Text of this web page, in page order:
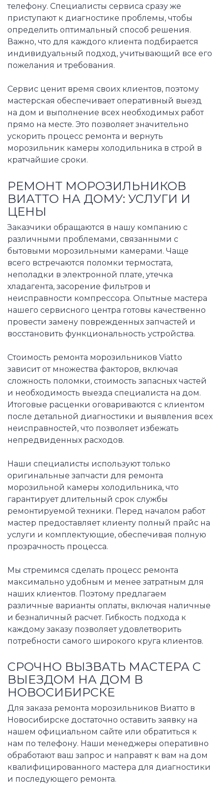
телефону. Специалисты сервиса сразу же
приступают к диагностике проблемы, чтобы
определить оптимальный способ решения.
Важно, что для каждого клиента подбирается
индивидуальный подход, учитывающий все его
пожелания и требования.
Сервис ценит время своих клиентов, поэтому
мастерская обеспечивает оперативный выезд
на дом и выполнение всех необходимых работ
прямо на месте. Это позволяет значительно
ускорить процесс ремонта и вернуть
морозильник камеры холодильника в строй в
кратчайшие сроки.
РЕМОНТ МОРОЗИЛЬНИКОВ
ВИАТТО НА ДОМУ: УСЛУГИ И
ЦЕНЫ
Заказчики обращаются в нашу компанию с
различными проблемами, связанными с
бытовыми морозильными камерами. Чаще
всего встречаются поломки термостата,
неполадки в электронной плате, утечка
хладагента, засорение фильтров и
неисправности компрессора. Опытные мастера
нашего сервисного центра готовы качественно
провести замену поврежденных запчастей и
восстановить функциональность устройства.
Стоимость ремонта морозильников Viatto
зависит от множества факторов, включая
сложность поломки, стоимость запасных частей
и необходимость выезда специалиста на дом.
Итоговые расценки оговариваются с клиентом
после детальной диагностики и выявления всех
неисправностей, что позволяет избежать
непредвиденных расходов.
Наши специалисты используют только
оригинальные запчасти для ремонта
морозильной камеры холодильника, что
гарантирует длительный срок службы
ремонтируемой техники. Перед началом работ
мастер предоставляет клиенту полный прайс на
услуги и комплектующие, обеспечивая полную
прозрачность процесса.
Мы стремимся сделать процесс ремонта
максимально удобным и менее затратным для
наших клиентов. Поэтому предлагаем
различные варианты оплаты, включая наличные
и безналичный расчет. Гибкость подхода к
каждому заказу позволяет удовлетворить
потребности самого широкого круга клиентов.
СРОЧНО ВЫЗВАТЬ МАСТЕРА С
ВЫЕЗДОМ НА ДОМ В
НОВОСИБИРСКЕ
Для заказа ремонта морозильников Виатто в
Новосибирске достаточно оставить заявку на
нашем официальном сайте или обратиться к
нам по телефону. Наши менеджеры оперативно
обработают ваш запрос и направят к вам на дом
квалифицированного мастера для диагностики
и последующего ремонта.